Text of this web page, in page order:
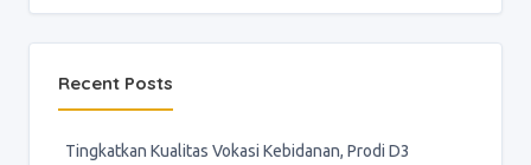
Recent Posts
Tingkatkan Kualitas Vokasi Kebidanan, Prodi D3